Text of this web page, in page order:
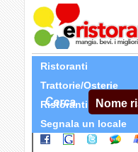
Ristoranti
Trattorie/Osterie
Ristoranti Etnici
Segnala un locale
Cerca